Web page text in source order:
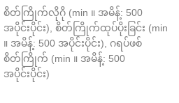
စိတ်ကြိုက်လိုဂို (min ။ အမိန့်: 500
အပိုင်းပိုင်း), စိတ်ကြိုက်ထုပ်ပိုးခြင်း (min
။ အမိန့်: 500 အပိုင်းပိုင်း), ဂရပ်ဖစ်
စိတ်ကြိုက် (min ။ အမိန့်: 500
အပိုင်းပိုင်း)